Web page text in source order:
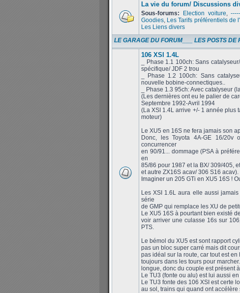
La vie du forum/ Discussions
Sous-forums: Election voiture,
Goodies, Les Tarifs préférentiels de
Les Liens divers
LE GARAGE DU FORUM___ LES POSTS DE
106 XSI 1.4L
_ Phase 1.1 100ch: Sans
spécifique/ JDF 2 trou
_ Phase 1.2 100ch: Sans
nouvelle bobine-connectiques..
_ Phase 1.3 95ch: Avec catalyseur
(Les dernières ont eu le palier de
Septembre 1992-Avril 1994
(La XSI 1.4L arrive +/- 1 année plus
moteur)
Le XU5 en 16S ne fera jamais son
Donc, les Toyota 4A-GE 16/
concurrencer
en 90/91... dommage (PSA à
en
85/86 pour 1987 et la BX/ 309/405,
et autre ZX16S acav/ 306 S16 acav).
Imaginer un 205 GTi en XU5 16S !
Les XSI 1.6L aura elle aussi
série
de GMP qui remplace les XU de
Le XU5 16S à pourtant bien existé
voir arriver une culasse 16s sur
PTS.
Le bémol du XU5 est sont rapport
pas un bloc super carré mais dit
pas idéal sur la route, car tout est
toujours dans les tours pour
longue, donc du couple est présent
Le TU3 (fonte ou alu) est lui aussi
Le TU3 fonte des 106 XSI est certe
au sol, trains qui quand ont